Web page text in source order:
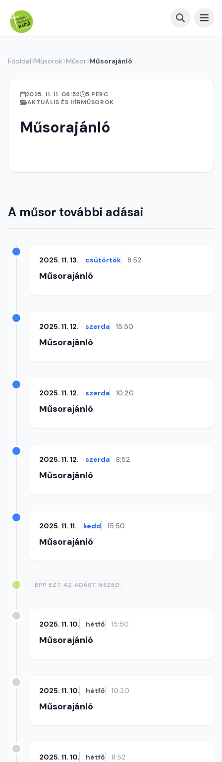
Főoldal Műsorok Műsor Műsorajánló
2025. 11. 11. 08:52
5 PERC
AKTUÁLIS ÉS HÍRMŰSOROK
Műsorajánló
A műsor további adásai
2025. 11. 13. csütörtök 8:52
Műsorajánló
2025. 11. 12. szerda 15:50
Műsorajánló
2025. 11. 12. szerda 10:20
Műsorajánló
2025. 11. 12. szerda 8:52
Műsorajánló
2025. 11. 11. kedd 15:50
Műsorajánló
ÉPP EZT AZ ADÁST NÉZED
2025. 11. 10. hétfő 15:50
Műsorajánló
2025. 11. 10. hétfő 10:20
Műsorajánló
2025. 11. 10. hétfő 8:52